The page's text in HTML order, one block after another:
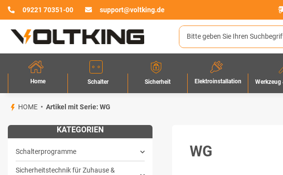
09221 70351-00 support@voltking.de
Home Schalter Sicherheit Elektroinstallation Werkzeug
HOME Artikel mit Serie: WG
WG
KATEGORIEN
Schalterprogramme
Sicherheitstechnik für Zuhause &